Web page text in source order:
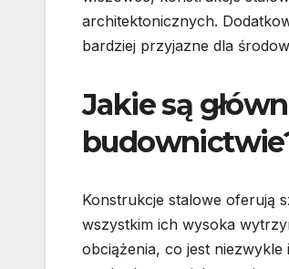
architektonicznych.
bardziej przyjazne dla
Jakie są
Konstrukcje stalowe oferują
wszystkim ich wysoka
obciążenia, co jest